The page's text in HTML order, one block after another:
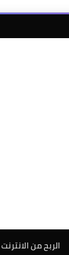
الربح من الانترنت